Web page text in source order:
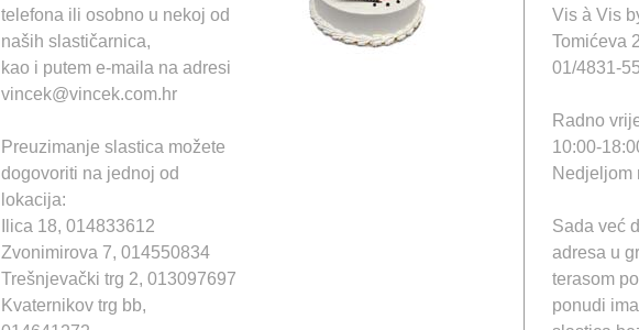
telefona ili osobno u nekoj od
naših slastičarnica,
kao i putem e-maila na adresi
vincek@vincek.com.hr
Preuzimanje slastica možete
dogovoriti na jednoj od
lokacija:
Ilica 18, 014833612
Zvonimirova 7, 014550834
Trešnjevački trg 2, 013097697
Kvaternikov trg bb,
Vis à Vis
Tomićeva
01/4831-
Radno
10:00-
Nedjeljom
Sada već
adresa u
terasom
ponudi